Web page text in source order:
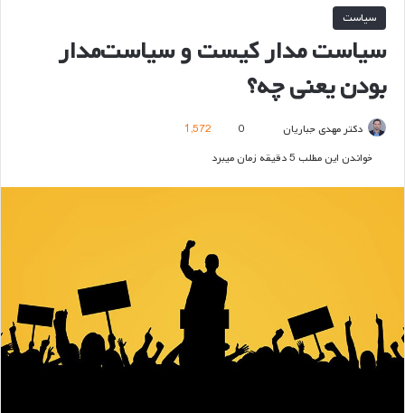
سیاست
سیاست‌ مدار کیست و سیاست‌مدار
بودن یعنی چه؟
دکتر مهدی جباریان
ارسال0
1,572
خواندن این مطلب 5 دقیقه زمان میبرد